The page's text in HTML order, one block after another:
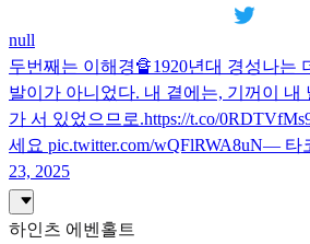
null
두번째는 이해경🔏1920년대 경성나는
발이가 아니었다. 내 곁에는, 기꺼이 내
가 서 있었으므로.https://t.co/
세요 pic.twitter.com/wQFlRWA8uN— 타
23, 2025
하인츠 에벤홀트